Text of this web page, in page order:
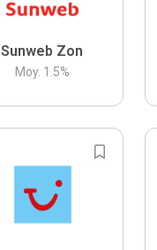
Sunweb Zon
Moy. 1.5%